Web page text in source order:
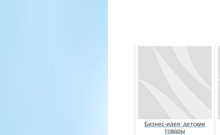
Бизнес-идея: детские
товары